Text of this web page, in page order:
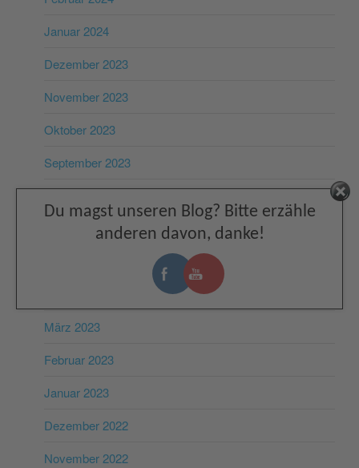
Januar 2024
Dezember 2023
November 2023
Oktober 2023
September 2023
März 2023
Februar 2023
Januar 2023
Dezember 2022
November 2022
Du magst unseren Blog? Bitte erzähle
anderen davon, danke!
Facebook